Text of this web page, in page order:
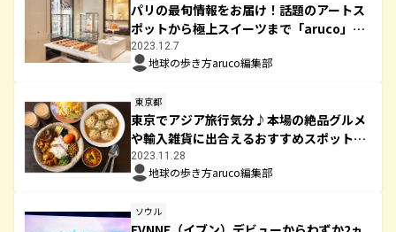
パリの最旬情報をお届け！話題のアートス
ポットから極上スイーツまで「aruco」が
徹底調査
2023.12.7
地球の歩き方aruco編集部
東京都
東京でアジア旅行気分♪本場の絶品グルメ
や輸入雑貨に出合えるおすすめスポットは
ココ！
2023.11.28
地球の歩き方aruco編集部
ソウル